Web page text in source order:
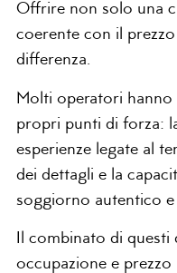
Offrire non solo una
coerente con il
differenza.
Molti operatori hanno
propri punti di forza:
esperienze legate al
dei dettagli e la
soggiorno autentico e
Il combinato di
occupazione e